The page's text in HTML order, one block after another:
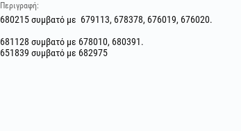
Περιγραφή:
680215 συμβατό με 679113, 678378, 676019, 676020.
681128 συμβατό με 678010, 680391.
651839 συμβατό με 682975